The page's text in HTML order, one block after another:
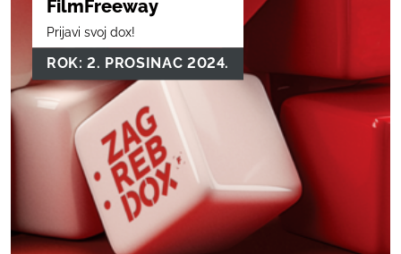
FilmFreeway
Prijavi svoj dox!
ROK: 2. PROSINAC 2024.